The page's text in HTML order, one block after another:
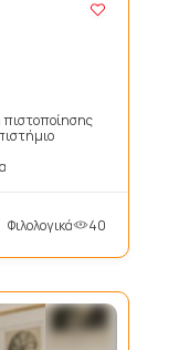
πιστοποίησης
Φιλολογικά 40